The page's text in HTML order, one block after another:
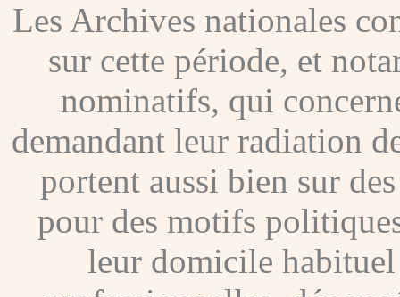
Les Archives nationales
sur cette période, et
nominatifs, qui
demandant leur radiation
portent aussi bien sur
pour des motifs
leur domicile